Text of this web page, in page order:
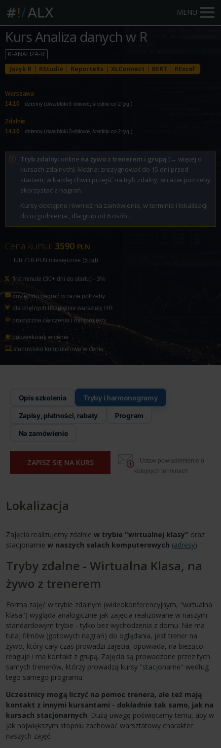
MENU
Kurs Analiza danych w R
K-ANALIZA-R
Język R RStudio ReporteRs XLConnect BERT RExcel
Warszawa
14.10 dzienny (dwa bloki 3-dniowe, średnio co 2 tyg.)
Zdalnie
14.10 dzienny (dwa bloki 3-dniowe, średnio co 2 tyg.)
Tryb zdalny: online na żywo z trenerem i grupą ( → więcej o
kursach zdalnych). Można: zrezygnować do 15 dni przed
startem; w każdej chwili przejść na tryb zdalny; w razie potrzeby
skorzystać z nagrań.
Kursy dostępne również na zamówienie, w terminie i lokalizacji
do uzgodnienia , dla grup od 6 osób .
Cena kursu: 3590 PLN
lub 718 PLN miesięcznie (5 rat)
first minute (30+ dni do startu) - 3%
dostęp do nagrań w razie potrzeby
dla chętnych bezpłatnie warsztaty HR
praktyczne ćwiczenia i miniprojekty
poczęstunek w cenie
stanowisko komputerowe w cenie
Opis szkolenia Tryby i harmonogramy
Zapisy, płatności, rabaty Program
Na zamówienie
ZAPISZ SIĘ NA KURS
Ustaw powiadomienie o
kolejnych terminach
Lokalizacja
Zajęcia realizujemy zdalnie w trybie "wirtualnej klasy" oraz
stacjonarnie w naszych salach komputerowych (adresy).
Tryby zdalne - Wirtualna Klasa, na
żywo z trenerem
Forma zajęć w trybie zdalnym (wideokonferencyjnym, "wirtualna
klasa") wygląda analogicznie jak zajęcia realizowane w naszym
standardowym trybie - tylko bez wychodzenia z domu. Nie ma
tutaj filmów (gotowych nagrań) do oglądania, jest trener na
żywo, który cały czas prowadzi zajęcia, opowiada, na bieżąco
reaguje i ma kontakt z grupą. Zajęcia są prowadzone przez tych
samych trenerów, którzy prowadzą kursy "stacjonarne" według
tego samego programu.
Uczestnicy mogą liczyć na pomoc trenera, ale też mają
kontakt z innymi kursantami - dokładnie tak samo, jak na
kursach stacjonarnych. Dużą uwagę poświęcamy temu, aby w
jak największym stopniu zachować warsztatowy charakter
naszych zajęć.